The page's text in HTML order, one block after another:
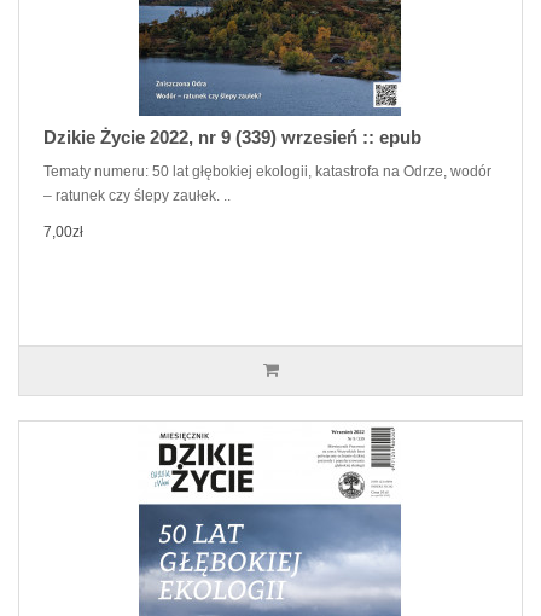
Dzikie Życie 2022, nr 9 (339) wrzesień :: epub
Tematy numeru: 50 lat głębokiej ekologii, katastrofa na Odrze, wodór
– ratunek czy ślepy zaułek. ..
7,00zł